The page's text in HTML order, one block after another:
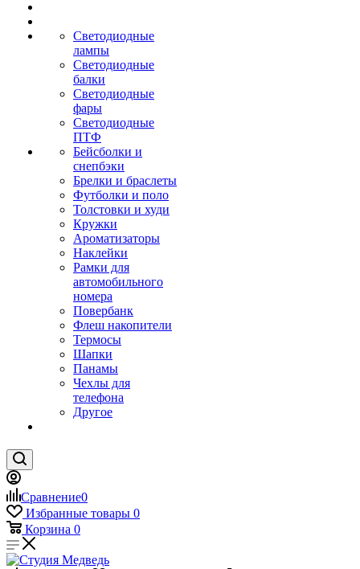
Светодиодные
лампы
Светодиодные
балки
Светодиодные
фары
Светодиодные
ПТФ
Бейсболки и
снепбэки
Брелки и браслеты
Футболки и поло
Толстовки и худи
Кружки
Ароматизаторы
Наклейки
Рамки для
автомобильного
номера
Повербанк
Флеш накопители
Термосы
Шапки
Панамы
Чехлы для
телефона
Другое
Сравнение0
Избранные товары 0
Корзина 0